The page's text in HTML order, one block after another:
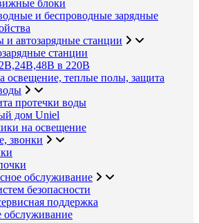
блоки
и беспроводные зарядные
и автозарядные станции
станции
в 220В
освещение, теплые полы, защита
протечки воды
дом Uniel
на освещение
звонки
обслуживание
безопасности
поддержка
обслуживание